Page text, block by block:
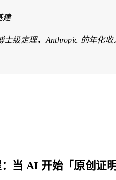
建
士级定理，Anthropic 的年
当 AI 开始「原创证